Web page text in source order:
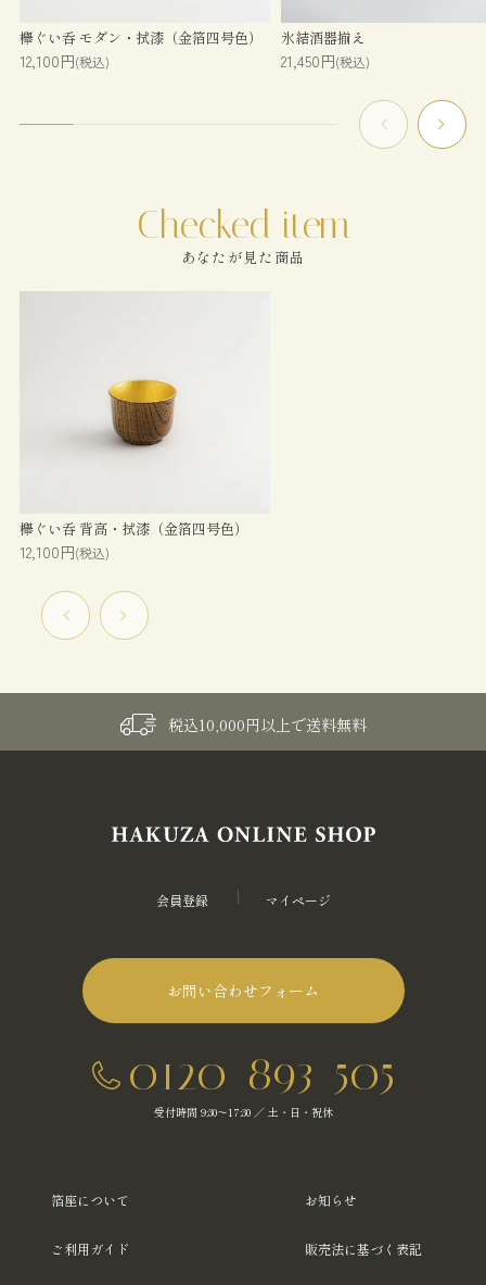
欅ぐい呑 モダン・拭漆（金箔四号色）
12,100円(税込)
氷結酒器揃え
21,450円(税込)
あなたが見た商品
欅ぐい呑 背高・拭漆（金箔四号色）
12,100円(税込)
税込10,000円以上で送料無料
会員登録 マイページ
お問い合わせフォーム
0120-893-505
受付時間 9:30～17:30 ／ 土・日・祝休
箔座について
ご利用ガイド
お知らせ
販売法に基づく表記